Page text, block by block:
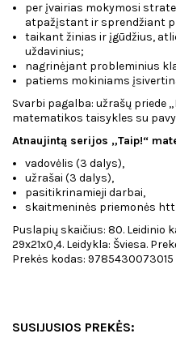
per įvairias mokymosi
atpažįstant ir sprendžiant
taikant žinias ir įgūdžius,
uždavinius;
nagrinėjant probleminius
patiems mokiniams
Svarbi pagalba: užrašų priede
matematikos taisykles su
Atnaujintą serijos „Taip!“
vadovėlis (3 dalys),
užrašai (3 dalys),
pasitikrinamieji darbai,
skaitmeninės priemonės
Puslapių skaičius: 80. Leidinio
29x21x0,4. Leidykla: Šviesa.
Prekės kodas: 9785430073015
SUSIJUSIOS PREKĖS: